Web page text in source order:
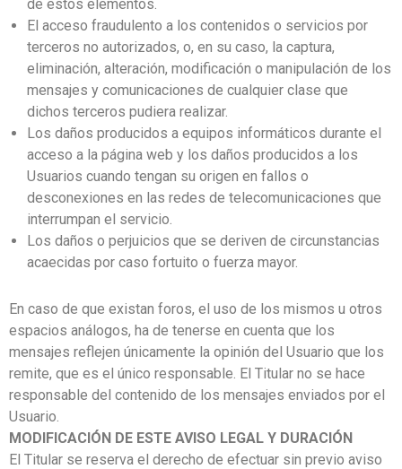
de estos elementos.
El acceso fraudulento a los contenidos o servicios por
terceros no autorizados, o, en su caso, la captura,
eliminación, alteración, modificación o manipulación de los
mensajes y comunicaciones de cualquier clase que
dichos terceros pudiera realizar.
Los daños producidos a equipos informáticos durante el
acceso a la página web y los daños producidos a los
Usuarios cuando tengan su origen en fallos o
desconexiones en las redes de telecomunicaciones que
interrumpan el servicio.
Los daños o perjuicios que se deriven de circunstancias
acaecidas por caso fortuito o fuerza mayor.
En caso de que existan foros, el uso de los mismos u otros
espacios análogos, ha de tenerse en cuenta que los
mensajes reflejen únicamente la opinión del Usuario que los
remite, que es el único responsable. El Titular no se hace
responsable del contenido de los mensajes enviados por el
Usuario.
MODIFICACIÓN DE ESTE AVISO LEGAL Y DURACIÓN
El Titular se reserva el derecho de efectuar sin previo aviso